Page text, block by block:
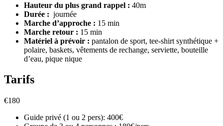
Hauteur du plus grand rappel : 40m
Durée : journée
Marche d’approche : 15 min
Marche retour : 15 min
Matériel à prévoir : pantalon de sport, tee-shirt synthétique +
polaire, baskets, vêtements de rechange, serviette, bouteille
d’eau, pique nique
Tarifs
€180
Guide privé (1 ou 2 pers): 400€